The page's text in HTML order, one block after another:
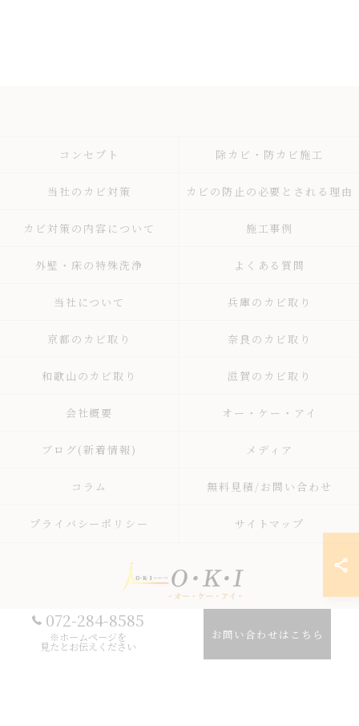
072-284-8585
※ホームページを
見たとお伝えください
お問い合わせはこちら
コンセプト 除カビ・防カビ施工
当社のカビ対策 カビの防止の必要とされる理由
カビ対策の内容について 施工事例
外壁・床の特殊洗浄 よくある質問
当社について 兵庫のカビ取り
京都のカビ取り 奈良のカビ取り
和歌山のカビ取り 滋賀のカビ取り
会社概要 オー・ケー・アイ
ブログ(新着情報) メディア
コラム 無料見積/お問い合わせ
プライバシーポリシー サイトマップ
© 2026 大阪のカビ取りならO・K・I ALL RIGHTS RESERVED.